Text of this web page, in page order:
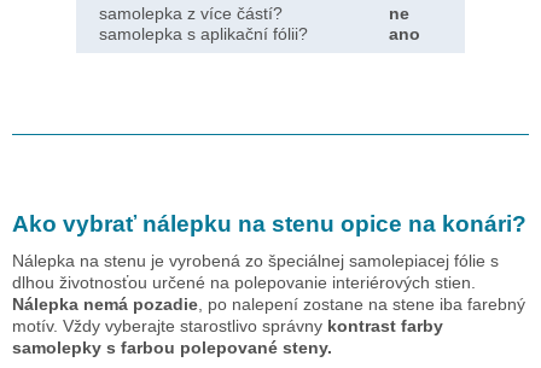
samolepka z více částí?
ne
samolepka s aplikační fólii?
ano
Ako vybrať nálepku na stenu opice na konári?
Nálepka na stenu je vyrobená zo špeciálnej samolepiacej fólie s
dlhou životnosťou určené na polepovanie interiérových stien.
Nálepka nemá pozadie , po nalepení zostane na stene iba farebný
motív. Vždy vyberajte starostlivo správny kontrast farby
samolepky s farbou polepované steny.